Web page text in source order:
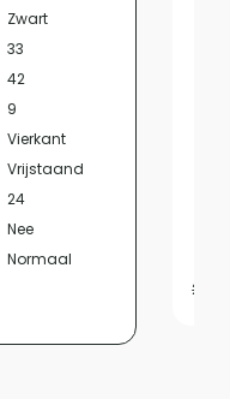
Zwart
33
42
9
Vierkant
Vrijstaand
24
Nee
Normaal
22,95